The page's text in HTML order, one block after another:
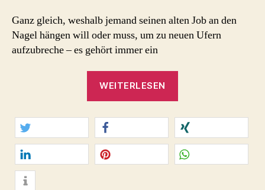
Ganz gleich, weshalb jemand seinen alten Job an den
Nagel hängen will oder muss, um zu neuen Ufern
aufzubreche – es gehört immer ein
WEITERLESEN
Geduld,
Tatkraft!
twittern teilen teilen
mitteilen